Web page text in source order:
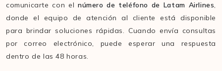
comunicarte con el número de teléfono de Latam Airlines,
donde el equipo de atención al cliente está disponible
para brindar soluciones rápidas. Cuando envía consultas
por correo electrónico, puede esperar una respuesta
dentro de las 48 horas.